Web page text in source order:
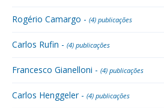
Rogério Camargo - (4) publicações
Carlos Rufin - (4) publicações
Francesco Gianelloni - (4) publicações
Carlos Henggeler - (4) publicações